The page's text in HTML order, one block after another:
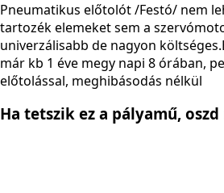
Pneumatikus előtolót /Festó/ nem
tartozék elemeket sem a
univerzálisabb de nagyon
már kb 1 éve megy napi 8 órában,
előtolással, meghibásodás nélkül
Ha tetszik ez a pályamű, oszd